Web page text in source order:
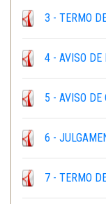
3 - TERMO
4 - AVISO DE
5 - AVISO DE
6 -
7 - TERMO